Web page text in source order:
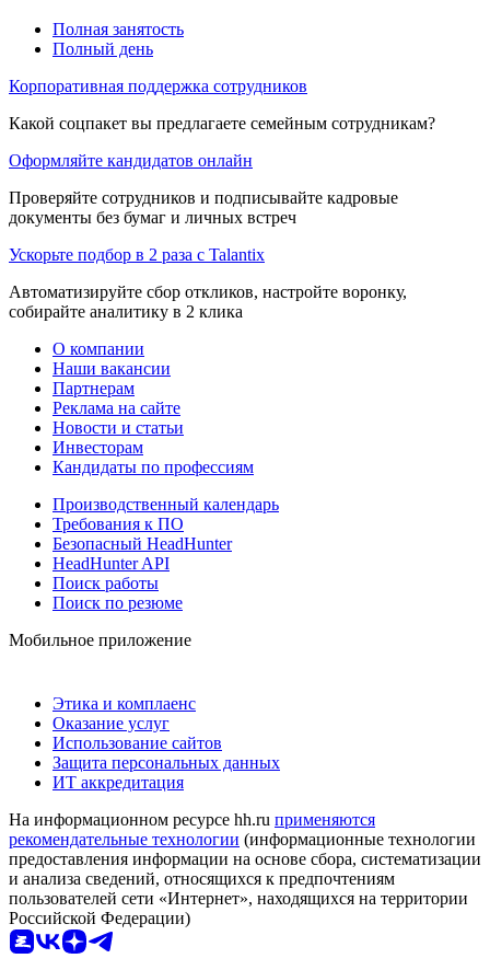
Полная занятость
Полный день
Корпоративная поддержка сотрудников
Какой соцпакет вы предлагаете семейным сотрудникам?
Оформляйте кандидатов онлайн
Проверяйте сотрудников и подписывайте кадровые
документы без бумаг и личных встреч
Ускорьте подбор в 2 раза с Talantix
Автоматизируйте сбор откликов, настройте воронку,
собирайте аналитику в 2 клика
О компании
Наши вакансии
Партнерам
Реклама на сайте
Новости и статьи
Инвесторам
Кандидаты по профессиям
Производственный календарь
Требования к ПО
Безопасный HeadHunter
HeadHunter API
Поиск работы
Поиск по резюме
Мобильное приложение
Этика и комплаенс
Оказание услуг
Использование сайтов
Защита персональных данных
ИТ аккредитация
На информационном ресурсе hh.ru применяются
рекомендательные технологии (информационные технологии
предоставления информации на основе сбора, систематизации
и анализа сведений, относящихся к предпочтениям
пользователей сети «Интернет», находящихся на территории
Российской Федерации)